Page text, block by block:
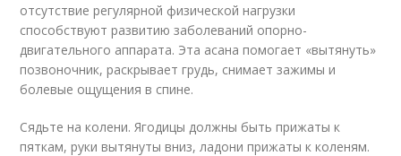
отсутствие регулярной физической нагрузки
способствуют развитию заболеваний опорно-
двигательного аппарата. Эта асана помогает «вытянуть»
позвоночник, раскрывает грудь, снимает зажимы и
болевые ощущения в спине.
Сядьте на колени. Ягодицы должны быть прижаты к
пяткам, руки вытянуты вниз, ладони прижаты к коленям.